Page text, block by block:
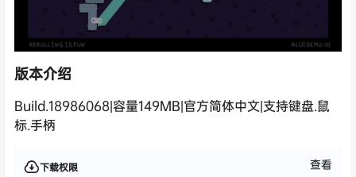
版本介绍
Build.18986068|容量149MB|官方简体中文|支持键盘.鼠
标.手柄
下载权限 查看